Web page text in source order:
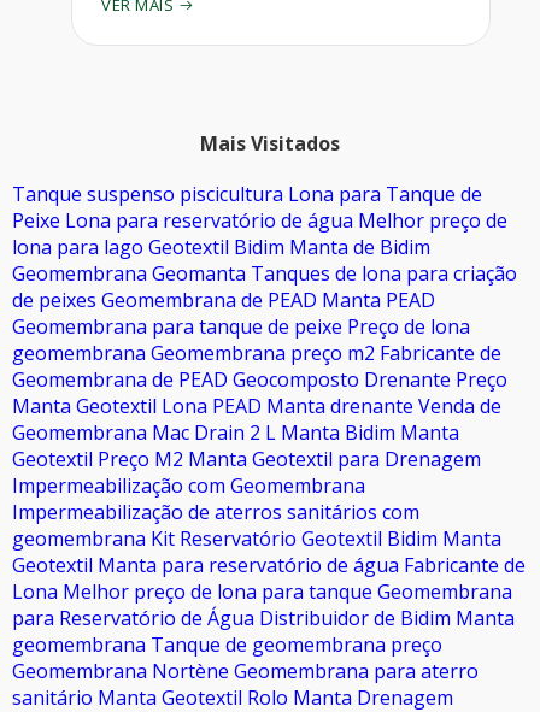
VER MAIS
Mais Visitados
Tanque suspenso piscicultura Lona para Tanque de
Peixe Lona para reservatório de água Melhor preço de
lona para lago Geotextil Bidim Manta de Bidim
Geomembrana Geomanta Tanques de lona para criação
de peixes Geomembrana de PEAD Manta PEAD
Geomembrana para tanque de peixe Preço de lona
geomembrana Geomembrana preço m2 Fabricante de
Geomembrana de PEAD Geocomposto Drenante Preço
Manta Geotextil Lona PEAD Manta drenante Venda de
Geomembrana Mac Drain 2 L Manta Bidim Manta
Geotextil Preço M2 Manta Geotextil para Drenagem
Impermeabilização com Geomembrana
Impermeabilização de aterros sanitários com
geomembrana Kit Reservatório Geotextil Bidim Manta
Geotextil Manta para reservatório de água Fabricante de
Lona Melhor preço de lona para tanque Geomembrana
para Reservatório de Água Distribuidor de Bidim Manta
geomembrana Tanque de geomembrana preço
Geomembrana Nortène Geomembrana para aterro
sanitário Manta Geotextil Rolo Manta Drenagem